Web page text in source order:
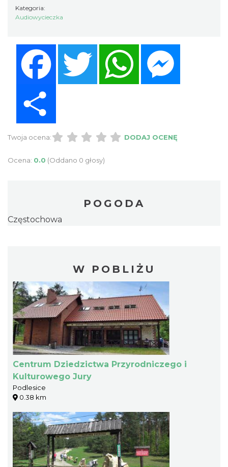
Kategoria:
Audiowycieczka
Twitter WhatsApp
Twoja ocena: DODAJ OCENĘ
Ocena: 0.0 (Oddano 0 głosy)
POGODA
Częstochowa
W POBLIŻU
Centrum Dziedzictwa Przyrodniczego i
Kulturowego Jury
Podlesice
0.38 km